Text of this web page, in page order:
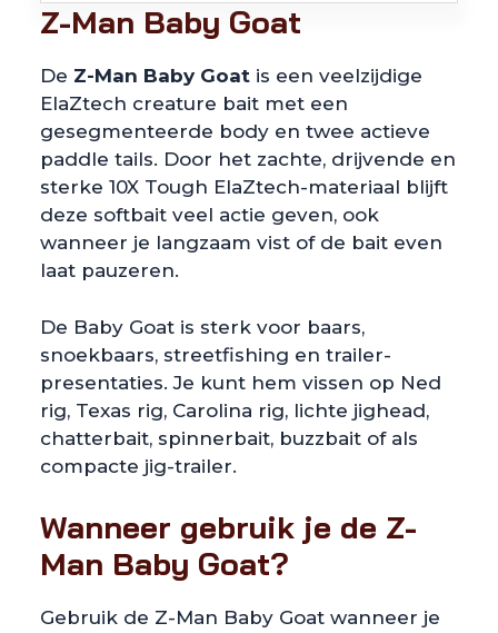
Z-Man Baby Goat
De Z-Man Baby Goat is een veelzijdige
ElaZtech creature bait met een
gesegmenteerde body en twee actieve
paddle tails. Door het zachte, drijvende en
sterke 10X Tough ElaZtech-materiaal blijft
deze softbait veel actie geven, ook
wanneer je langzaam vist of de bait even
laat pauzeren.
De Baby Goat is sterk voor baars,
snoekbaars, streetfishing en trailer-
presentaties. Je kunt hem vissen op Ned
rig, Texas rig, Carolina rig, lichte jighead,
chatterbait, spinnerbait, buzzbait of als
compacte jig-trailer.
Wanneer gebruik je de Z-
Man Baby Goat?
Gebruik de Z-Man Baby Goat wanneer je